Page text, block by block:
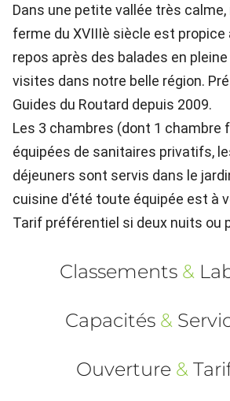
Dans une petite vallée très
ferme du XVIIIè siècle est
repos après des balades en
visites dans notre belle région.
Guides du Routard depuis 2009.
Les 3 chambres (dont 1 chambre
équipées de sanitaires privatifs,
déjeuners sont servis dans le
cuisine d'été toute équipée est à
Tarif préférentiel si deux nuits ou
Classements &
Capacités &
Ouverture &